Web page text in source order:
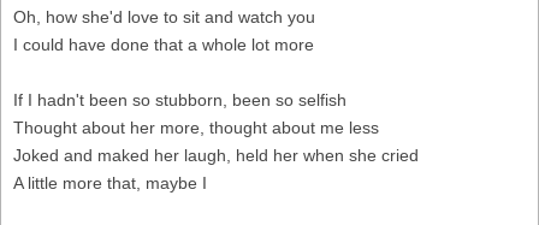
Oh, how she'd love to sit and watch you
I could have done that a whole lot more
If I hadn't been so stubborn, been so selfish
Thought about her more, thought about me less
Joked and maked her laugh, held her when she cried
A little more that, maybe I